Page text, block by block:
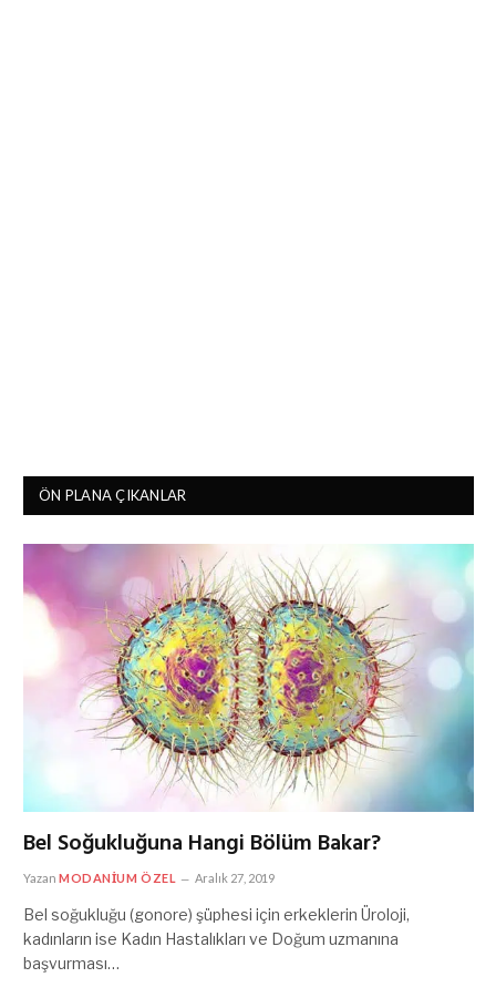
ÖN PLANA ÇIKANLAR
Bel Soğukluğuna Hangi Bölüm Bakar?
Yazan MODANIUM ÖZEL Aralık 27, 2019
Bel soğukluğu (gonore) şüphesi için erkeklerin Üroloji,
kadınların ise Kadın Hastalıkları ve Doğum uzmanına
başvurması…